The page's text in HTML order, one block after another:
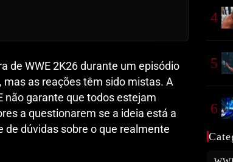
de WWE 2K26 durante um episódio
as reações têm sido mistas. A
não garante que todos estejam
a questionarem se a ideia está a
de dúvidas sobre o que realmente
4
5
6